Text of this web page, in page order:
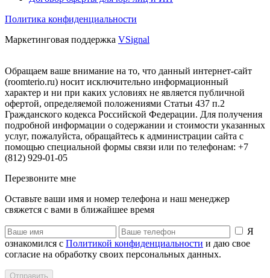
Политика конфиденциальности
Маркетинговая поддержка VSignal
Обращаем ваше внимание на то, что данный интернет-сайт
(roomterio.ru) носит исключительно информационный
характер и ни при каких условиях не является публичной
офертой, определяемой положениями Статьи 437 п.2
Гражданского кодекса Российской Федерации. Для получения
подробной информации о содержании и стоимости указанных
услуг, пожалуйста, обращайтесь к администрации сайта с
помощью специальной формы связи или по телефонам: +7
(812) 929-01-05
Перезвоните мне
Оставьте ваши имя и номер телефона и наш менеджер
свяжется с вами в ближайшее время
Я
ознакомился с Политикой конфиденциальности и даю свое
согласие на обработку своих персональных данных.
Отправить